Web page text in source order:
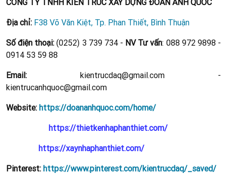
CÔNG TY TNHH KIẾN TRÚC XÂY DỰNG ĐOÀN ANH QUỐC
Địa chỉ: F38 Võ Văn Kiệt, Tp. Phan Thiết, Bình Thuận
Số điện thoại: (0252) 3 739 734 - NV Tư vấn: 088 972 9898 -
0914 53 59 88
Email: kientrucdaq@gmail.com -
kientrucanhquoc@gmail.com
Website: https://doananhquoc.com/home/
https://thietkenhaphanthiet.com/
https://xaynhaphanthiet.com/
Pinterest: https://www.pinterest.com/kientrucdaq/_saved/